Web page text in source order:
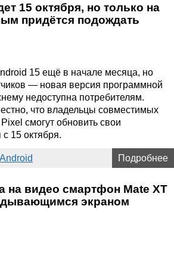
15 октября, но только на
придётся подождать
15 ещё в начале месяца, но
— новая версия программной
недоступна потребителям.
что владельцы совместимых
смогут обновить свои
с 15 октября.
Android Подробнее
на видео смартфон Mate XT
экраном